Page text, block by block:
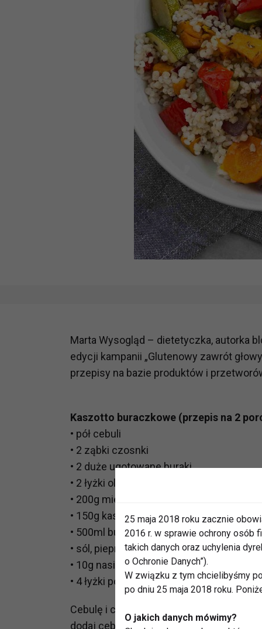
Marta Wysogląd – dietetyczka, autorka
edycji kampanii „Glutenowy zawrót
przepisy na bazie produktów i
Kaszotto buraczkowe (przepis na 2
• pół cebuli
• 2 ząbki czosnki
• 2 duże ugotowane buraki
• 2 łyżki oleju rzepakowego
• 200g mielonej piersi z kurczaka
• 150g kaszy pęczak
• 500ml bulionu
• sól, pieprz, tymianek
• 10g nasion słonecznika
• 4 łyżki posiekanej natki pietruszki
Cebulę i czosnek obierz i posiekaj.
dodaj cebulę
25 maja 2018 roku zacznie
2016 r. w sprawie ochrony osób
takich danych oraz uchylenia
o Ochronie Danych”).
W związku z tym chcielibyśmy
po dniu 25 maja 2018 roku.
O jakich danych mówimy?